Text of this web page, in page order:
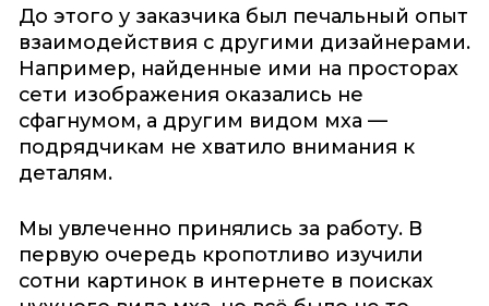
До этого у заказчика был печальный опыт
взаимодействия с другими дизайнерами.
Например, найденные ими на просторах
сети изображения оказались не
сфагнумом, а другим видом мха —
подрядчикам не хватило внимания к
деталям.
Мы увлеченно принялись за работу. В
первую очередь кропотливо изучили
сотни картинок в интернете в поисках